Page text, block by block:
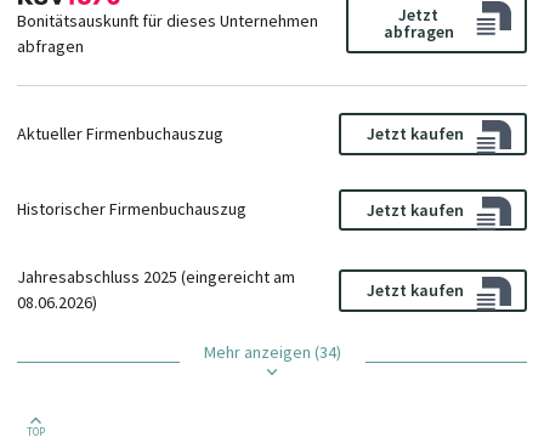
Bonitätsauskunft für dieses Unternehmen
abfragen
Jetzt
abfragen
Aktueller Firmenbuchauszug Jetzt kaufen
Historischer Firmenbuchauszug Jetzt kaufen
Jahresabschluss 2025 (eingereicht am
08.06.2026)
Jetzt kaufen
Mehr anzeigen (34)
TOP